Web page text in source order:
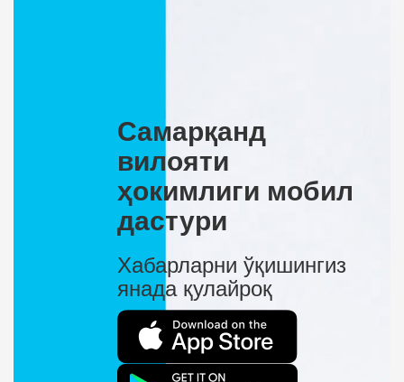
Самарқанд
вилояти
ҳокимлиги мобил
дастури
Хабарларни ўқишингиз
янада қулайроқ